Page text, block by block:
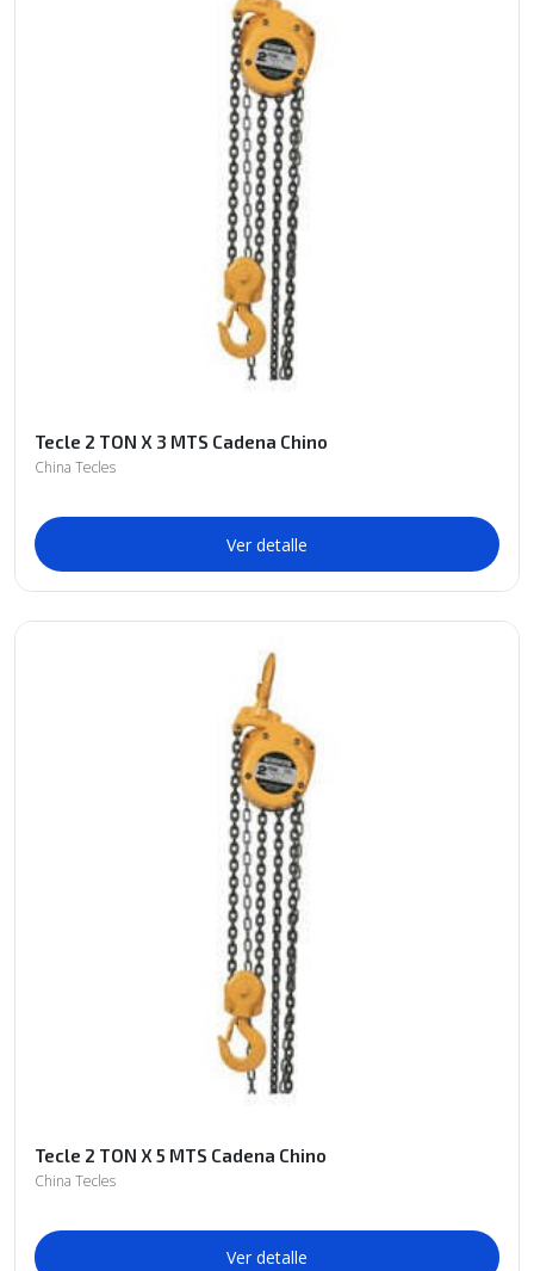
Tecle 2 TON X 3 MTS Cadena Chino
China Tecles
Ver detalle
Tecle 2 TON X 5 MTS Cadena Chino
China Tecles
Ver detalle